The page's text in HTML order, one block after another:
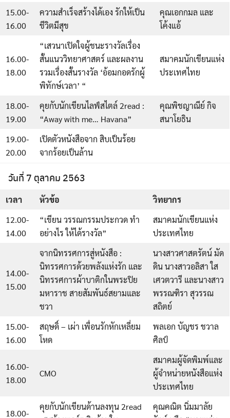
15.00-
16.00
ความสำเร็จสร้างได้เอง รักให้เป็น
ชีวิตมีสุข
คุณเอกกมล และ
โค้งแอ้
16.00-
18.00
“เสวนาเปิดใจผู้ชนะรางวัลเรื่อง
สั้นแนววิทยาศาสตร์ และผลงาน
รวมเรื่องสั้นรางวัล ‘อ้อมกอดรักผู้
พิทักษ์เวลา’ “
สมาคมนักเขียนแห่ง
ประเทศไทย
18.00-
19.00
คุยกับนักเขียนไลฟ์สไตล์ 2read :
“Away with me… Havana”
คุณพิชญาณีย์ กิจ
สนาโยธิน
19.00-
20.00
เปิดตัวหนังสือจาก สิบเป็นร้อย
จากร้อยเป็นล้าน
วันที่ 7 ตุลาคม 2563
เวลา หัวข้อ
วิทยากร
12.00-
14.00
“เขียน วรรณกรรมประกวด ทำ
อย่างไร ให้ได้รางวัล”
สมาคมนักเขียนแห่ง
ประเทศไทย
14.00-
15.00
จากนิทรรศการสู่หนังสือ :
นิทรรศการด้วยพลังแห่งรัก และ
นิทรรศการผ้าบาติกในพระปิย
มหาราช สายสัมพันธ์สยามและ
ชวา
นางสาวศาสตรัตน์ มัด
ดิน นางสาวอลิสา ใส
เศวตวารี และนางสาว
พรรณฑิรา สุวรรณ
สถิตย์
15.00-
16.00
สฤษดิ์ – เผ่า เพื่อนรักหักเหลี่ยม
โหด
พลเอก บัญชร ชวาล
ศิลป์
16.00-
18.00
CMO
สมาคมผู้จัดพิมพ์และ
ผู้จำหน่ายหนังสือแห่ง
ประเทศไทย
18.00-
คุยกับนักเขียนด้านลงทุน 2read
คุณคณิต นิ่มมาลัย